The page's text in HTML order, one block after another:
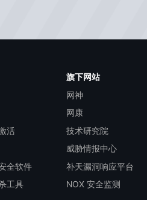
活
全软件
工具
旗下网站
网神
网康
技术研究院
威胁情报中心
补天漏洞响应平台
NOX 安全监测